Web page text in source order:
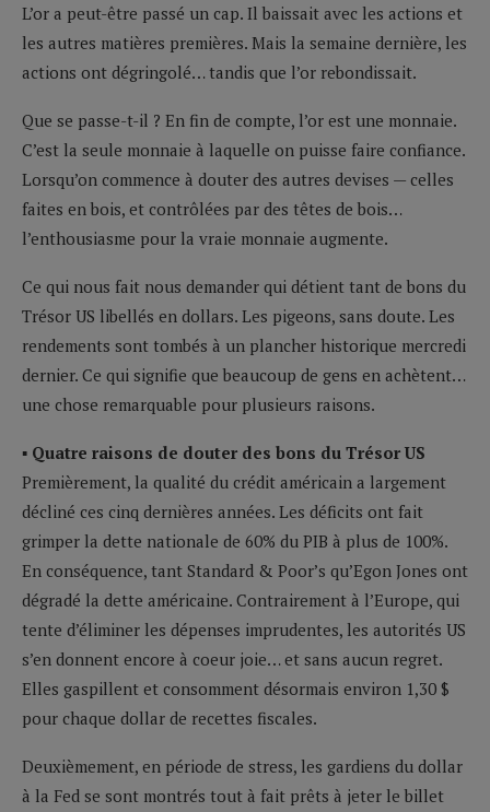
L’or a peut-être passé un cap. Il baissait avec les actions et
les autres matières premières. Mais la semaine dernière, les
actions ont dégringolé… tandis que l’or rebondissait.
Que se passe-t-il ? En fin de compte, l’or est une monnaie.
C’est la seule monnaie à laquelle on puisse faire confiance.
Lorsqu’on commence à douter des autres devises — celles
faites en bois, et contrôlées par des têtes de bois…
l’enthousiasme pour la vraie monnaie augmente.
Ce qui nous fait nous demander qui détient tant de bons du
Trésor US libellés en dollars. Les pigeons, sans doute. Les
rendements sont tombés à un plancher historique mercredi
dernier. Ce qui signifie que beaucoup de gens en achètent…
une chose remarquable pour plusieurs raisons.
▪ Quatre raisons de douter des bons du Trésor US
Premièrement, la qualité du crédit américain a largement
décliné ces cinq dernières années. Les déficits ont fait
grimper la dette nationale de 60% du PIB à plus de 100%.
En conséquence, tant Standard & Poor’s qu’Egon Jones ont
dégradé la dette américaine. Contrairement à l’Europe, qui
tente d’éliminer les dépenses imprudentes, les autorités US
s’en donnent encore à coeur joie… et sans aucun regret.
Elles gaspillent et consomment désormais environ 1,30 $
pour chaque dollar de recettes fiscales.
Deuxièmement, en période de stress, les gardiens du dollar
à la Fed se sont montrés tout à fait prêts à jeter le billet